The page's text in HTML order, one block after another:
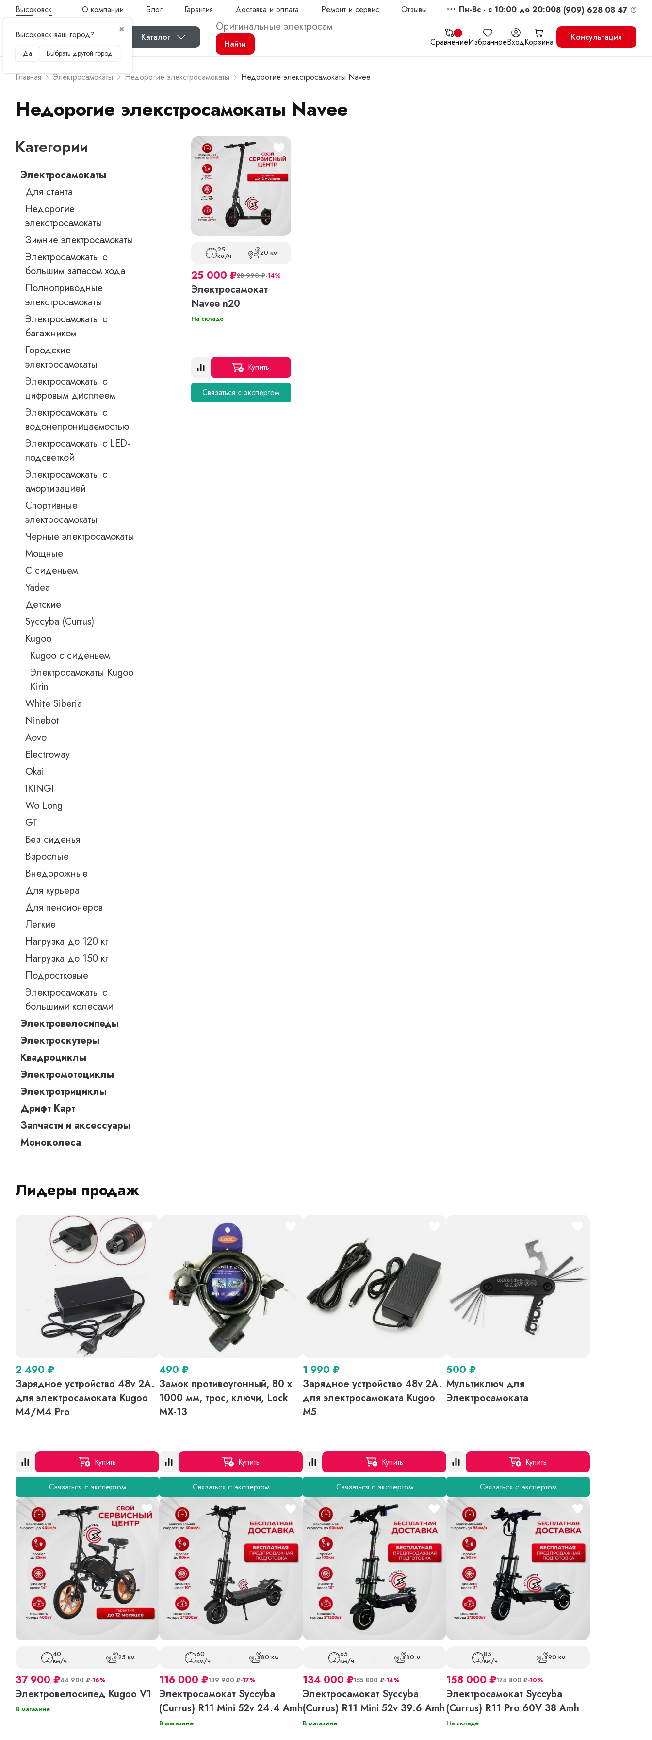
Высоковск
✖
Высоковск ваш город?
Да Выбрать другой город
О компании Блог Гарантия Доставка и оплата Ремонт и сервис Отзывы Пн-Вс - c 10:00 до 20:008 (909) 628 08 47
Каталог СравнениеИзбранноеВходКорзина
Найти
Консультация
Главная Электросамокаты Недорогие элекстросамокаты Недорогие элекстросамокаты Navee
Недорогие элекстросамокаты Navee
Категории
Электросамокаты
Для станта
Недорогие
элекстросамокаты
Зимние электросамокаты
Электросамокаты с
большим запасом хода
Полноприводные
элекстросамокаты
Электросамокаты с
багажником
Городские
электросамокаты
Электросамокаты с
цифровым дисплеем
Электросамокаты с
водонепроницаемостью
Электросамокаты с LED-
подсветкой
Электросамокаты с
амортизацией
Спортивные
электросамокаты
Черные электросамокаты
Мощные
С сиденьем
Yadea
Детские
Syccyba (Currus)
Kugoo
Kugoo с сиденьем
Электросамокаты Kugoo
Kirin
White Siberia
Ninebot
Aovo
Electroway
Okai
IKINGI
Wo Long
GT
Без сиденья
Взрослые
Внедорожные
Для курьера
Для пенсионеров
Легкие
Нагрузка до 120 кг
Нагрузка до 150 кг
Подростковые
Электросамокаты с
большими колесами
Электровелосипеды
Электроскутеры
Квадроциклы
Электромотоциклы
Электротрициклы
Дрифт Карт
Запчасти и аксессуары
Моноколеса
25
км/ч 20 км
25 000 ₽28 990₽-14%
Электросамокат
Navee n20
На складе
Купить
Связаться с экспертом
Лидеры продаж
2 490 ₽
Зарядное устройство 48v 2A.
для электросамоката Kugoo
M4/M4 Pro
Купить
Связаться с экспертом
490 ₽
Замок противоугонный, 80 х
1000 мм, трос, ключи, Lock
MX-13
Купить
Связаться с экспертом
1 990 ₽
Зарядное устройство 48v 2A.
для электросамоката Kugoo
M5
Купить
Связаться с экспертом
500 ₽
Мультиключ для
Электросамоката
Купить
Связаться с экспертом
40
км/ч 25 км
37 900 ₽44 900₽-16%
Электровелосипед Kugoo V1
В магазине
60
км/ч 80 км
116 000 ₽139 900₽-17%
Электросамокат Syccyba
(Currus) R11 Mini 52v 24.4 Amh
В магазине
65
км/ч 80 м
134 000 ₽155 800₽-14%
Электросамокат Syccyba
(Currus) R11 Mini 52v 39.6 Amh
В магазине
85
км/ч 90 км
158 000 ₽174 800₽-10%
Электросамокат Syccyba
(Currus) R11 Pro 60V 38 Amh
На складе